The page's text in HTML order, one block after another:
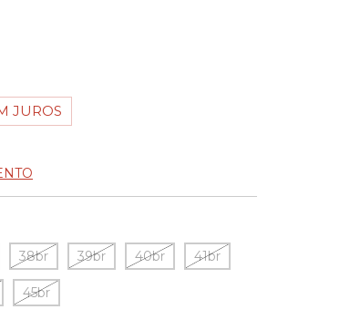
JUROS
38br 39br 40br 41br
45br